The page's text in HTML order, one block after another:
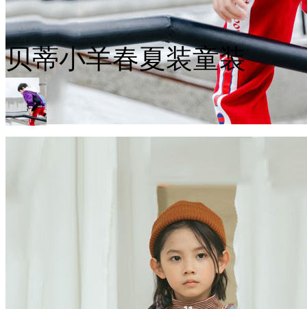
贝蒂小羊春夏装童装